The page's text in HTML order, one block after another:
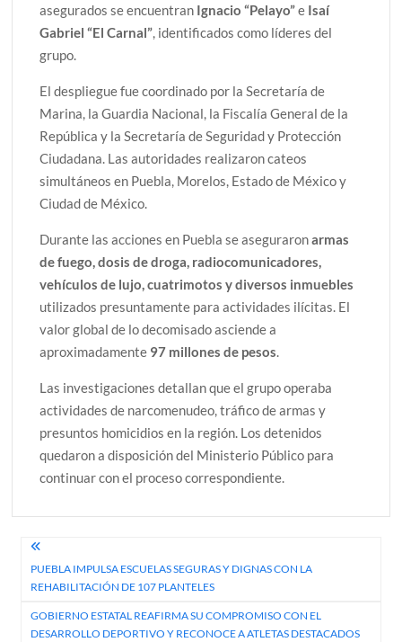
asegurados se encuentran Ignacio “Pelayo”e Isaí
Gabriel “El Carnal” , identificados como líderes del
grupo.
El despliegue fue coordinado por la Secretaría de
Marina, la Guardia Nacional, la Fiscalía General de la
República y la Secretaría de Seguridad y Protección
Ciudadana. Las autoridades realizaron cateos
simultáneos en Puebla, Morelos, Estado de México y
Ciudad de México.
Durante las acciones en Puebla se aseguraronarmas
de fuego, dosis de droga, radiocomunicadores,
vehículos de lujo, cuatrimotos y diversos inmuebles
utilizados presuntamente para actividades ilícitas. El
valor global de lo decomisado asciende a
aproximadamente 97 millones de pesos
Las investigaciones detallan que el grupo operaba
actividades de narcomenudeo, tráfico de armas y
presuntos homicidios en la región. Los detenidos
quedaron a disposición del Ministerio Público para
continuar con el proceso correspondiente.
Navegación
de
entradas
PUEBLA IMPULSA ESCUELAS SEGURAS Y DIGNAS CON LA
REHABILITACIÓN DE 107 PLANTELES
GOBIERNO ESTATAL REAFIRMA SU COMPROMISO CON EL
DESARROLLO DEPORTIVO Y RECONOCE A ATLETAS DESTACADOS